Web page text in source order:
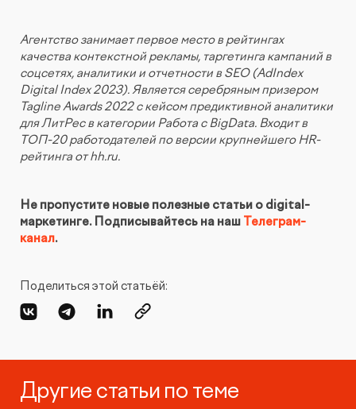
Агентство занимает первое место в рейтингах
качества контекстной рекламы, таргетинга кампаний в
соцсетях, аналитики и отчетности в SEO (AdIndex
Digital Index 2023). Является серебряным призером
Tagline Awards 2022 с кейсом предиктивной аналитики
для ЛитРес в категории Работа с BigData. Входит в
ТОП-20 работодателей по версии крупнейшего HR-
рейтинга от hh.ru.
Не пропустите новые полезные статьи о digital-
маркетинге. Подписывайтесь на наш Телеграм-
канал.
Поделиться этой статьёй:
Другие статьи по теме